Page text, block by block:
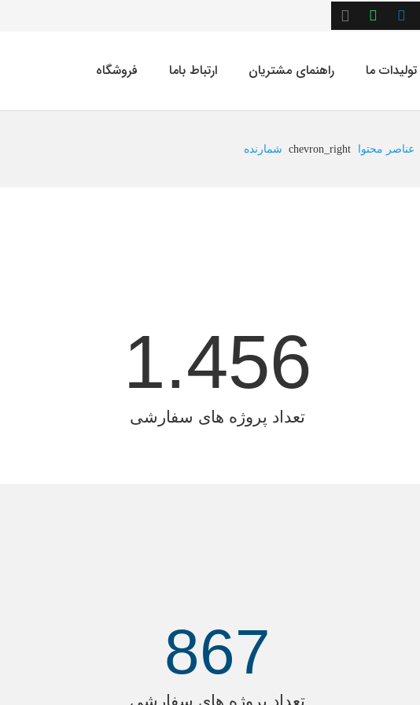
تولیدات ما راهنمای مشتریان ارتباط باما فروشگاه
عناصر محتوا chevron_right شمارنده
1.456
تعداد پروژه های سفارشی
867
تعداد پروژه های سفارشی